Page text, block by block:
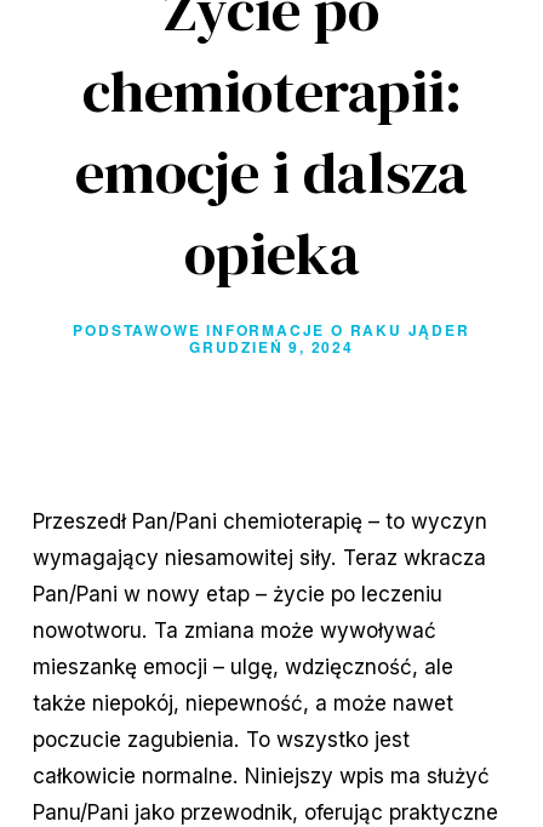
chemioterapii:
emocje i dalsza
opieka
PODSTAWOWE INFORMACJE O RAKU JĄDER
GRUDZIEŃ 9, 2024
Przeszedł Pan/Pani chemioterapię – to wyczyn
wymagający niesamowitej siły. Teraz wkracza
Pan/Pani w nowy etap – życie po leczeniu
nowotworu. Ta zmiana może wywoływać
mieszankę emocji – ulgę, wdzięczność, ale
także niepokój, niepewność, a może nawet
poczucie zagubienia. To wszystko jest
całkowicie normalne. Niniejszy wpis ma służyć
Panu/Pani jako przewodnik, oferując praktyczne